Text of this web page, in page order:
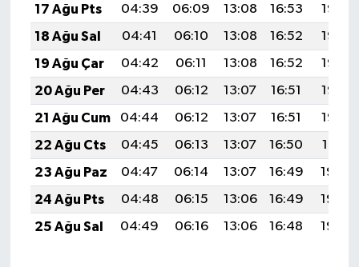
17 Ağu Pts
04:39 06:09 13:08 16:53
19:57
18 Ağu Sal
04:41 06:10 13:08 16:52
19:56
19 Ağu Çar
04:42 06:11 13:08 16:52
19:55
20 Ağu Per
04:43 06:12 13:07 16:51
19:53
21 Ağu Cum
04:44 06:12 13:07 16:51
19:52
22 Ağu Cts
04:45 06:13 13:07 16:50
19:51
23 Ağu Paz
04:47 06:14 13:07 16:49
19:49
24 Ağu Pts
04:48 06:15 13:06 16:49
19:48
25 Ağu Sal
04:49 06:16 13:06 16:48 19:46